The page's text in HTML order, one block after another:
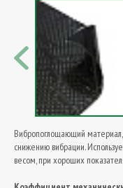
Вибропоглощающий
снижению вибрации.
весом, при хороших